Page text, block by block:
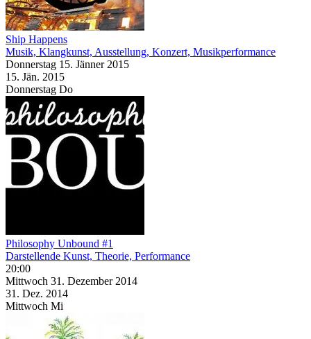
Ship Happens
Musik, Klangkunst, Ausstellung, Konzert, Musikperformance
Donnerstag 15. Jänner 2015
15. Jän. 2015
Donnerstag Do
Philosophy Unbound #1
Darstellende Kunst, Theorie, Performance
20:00
Mittwoch 31. Dezember 2014
31. Dez. 2014
Mittwoch Mi